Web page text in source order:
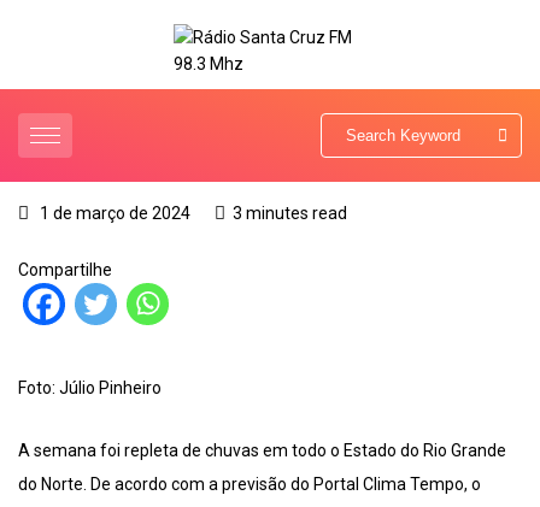
1 de março de 2024 3 minutes read
Compartilhe
Foto: Júlio Pinheiro
A semana foi repleta de chuvas em todo o Estado do Rio Grande
do Norte. De acordo com a previsão do Portal Clima Tempo, o